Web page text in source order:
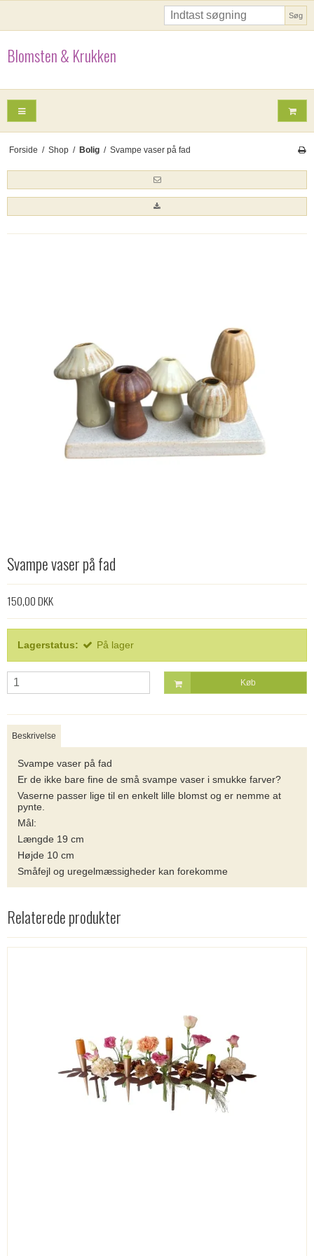
Søg
Blomsten & Krukken
Forside / Shop / Bolig / Svampe vaser på fad
Svampe vaser på fad
150,00 DKK
Lagerstatus: På lager
Køb
Beskrivelse
Svampe vaser på fad
Er de ikke bare fine de små svampe vaser i smukke farver?
Vaserne passer lige til en enkelt lille blomst og er nemme at
pynte.
Mål:
Længde 19 cm
Højde 10 cm
Småfejl og uregelmæssigheder kan forekomme
Relaterede produkter